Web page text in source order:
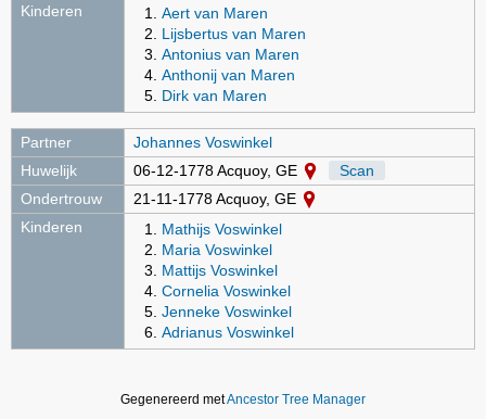
Kinderen
Aert van Maren
Lijsbertus van Maren
Antonius van Maren
Anthonij van Maren
Dirk van Maren
Partner
Johannes Voswinkel
Huwelijk
06-12-1778 Acquoy, GE
Scan
Ondertrouw
21-11-1778 Acquoy, GE
Kinderen
Mathijs Voswinkel
Maria Voswinkel
Mattijs Voswinkel
Cornelia Voswinkel
Jenneke Voswinkel
Adrianus Voswinkel
Gegenereerd metAncestor Tree Manager